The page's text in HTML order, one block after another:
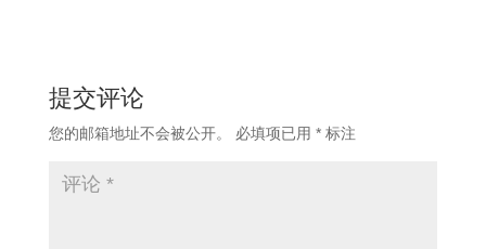
提交评论
您的邮箱地址不会被公开。 必填项已用 *标注